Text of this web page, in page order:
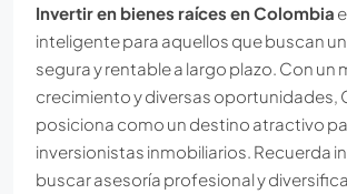
Invertir en bienes raíces en Colombia
inteligente para aquellos que buscan
segura y rentable a largo plazo. Con un
crecimiento y diversas oportunidades,
posiciona como un destino atractivo
inversionistas inmobiliarios. Recuerda
buscar asesoría profesional y